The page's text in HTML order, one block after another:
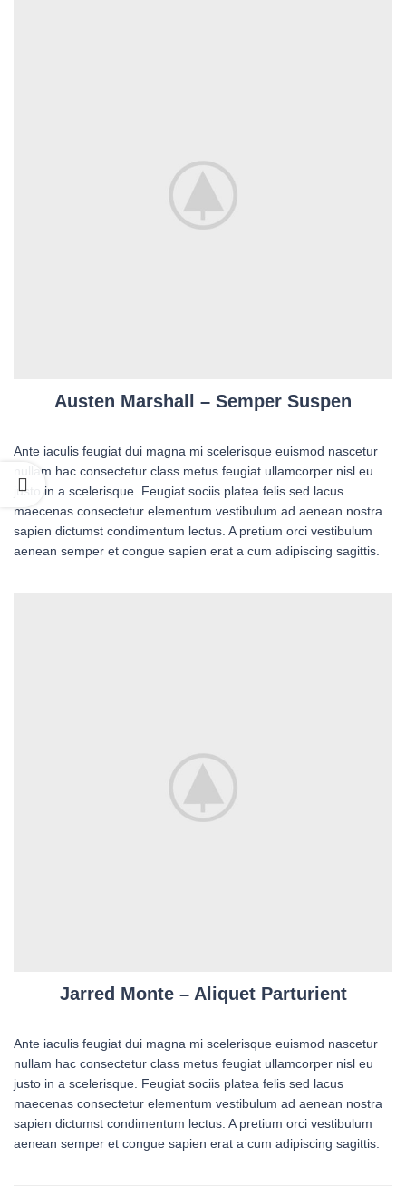
Austen Marshall – Semper Suspen
Ante iaculis feugiat dui magna mi scelerisque euismod nascetur
nullam hac consectetur class metus feugiat ullamcorper nisl eu
justo in a scelerisque. Feugiat sociis platea felis sed lacus
maecenas consectetur elementum vestibulum ad aenean nostra
sapien dictumst condimentum lectus. A pretium orci vestibulum
aenean semper et congue sapien erat a cum adipiscing sagittis.
Jarred Monte – Aliquet Parturient
Ante iaculis feugiat dui magna mi scelerisque euismod nascetur
nullam hac consectetur class metus feugiat ullamcorper nisl eu
justo in a scelerisque. Feugiat sociis platea felis sed lacus
maecenas consectetur elementum vestibulum ad aenean nostra
sapien dictumst condimentum lectus. A pretium orci vestibulum
aenean semper et congue sapien erat a cum adipiscing sagittis.